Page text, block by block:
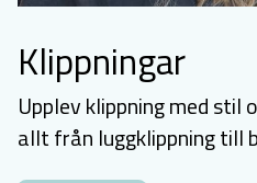
Klippningar
Upplev klippning med stil
allt från luggklippning till